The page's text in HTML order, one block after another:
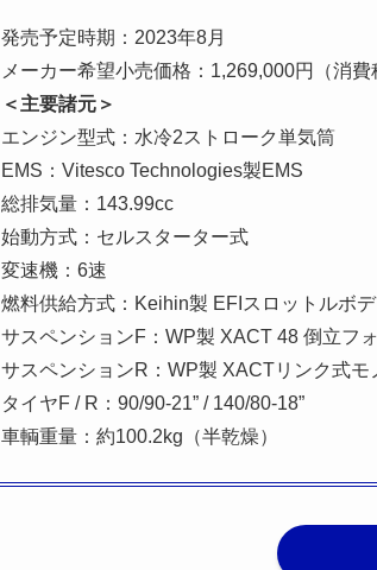
発売予定時期：2023年8月
メーカー希望小売価格：1,269,000円（消費
＜主要諸元＞
エンジン型式：水冷2ストローク単気筒
EMS：Vitesco Technologies製EMS
総排気量：143.99cc
始動方式：セルスターター式
変速機：6速
燃料供給方式：Keihin製 EFIスロットルボ
サスペンションF：WP製 XACT 48 倒立フ
サスペンションR：WP製 XACTリンク式モ
タイヤF / R：90/90-21” / 140/80-18”
車輌重量：約100.2kg（半乾燥）